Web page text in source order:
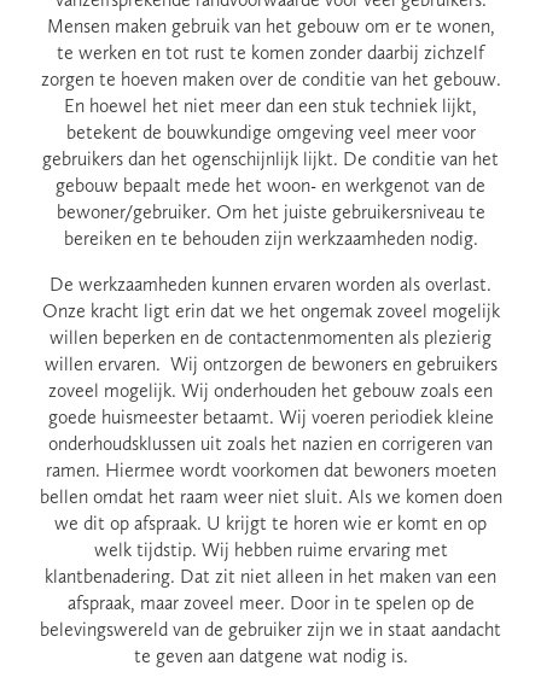
Mensen maken gebruik van het gebouw om er te wonen,
te werken en tot rust te komen zonder daarbij zichzelf
zorgen te hoeven maken over de conditie van het gebouw.
En hoewel het niet meer dan een stuk techniek lijkt,
betekent de bouwkundige omgeving veel meer voor
gebruikers dan het ogenschijnlijk lijkt. De conditie van het
gebouw bepaalt mede het woon- en werkgenot van de
bewoner/gebruiker. Om het juiste gebruikersniveau te
bereiken en te behouden zijn werkzaamheden nodig.
De werkzaamheden kunnen ervaren worden als overlast.
Onze kracht ligt erin dat we het ongemak zoveel mogelijk
willen beperken en de contactenmomenten als plezierig
willen ervaren. Wij ontzorgen de bewoners en gebruikers
zoveel mogelijk. Wij onderhouden het gebouw zoals een
goede huismeester betaamt. Wij voeren periodiek kleine
onderhoudsklussen uit zoals het nazien en corrigeren van
ramen. Hiermee wordt voorkomen dat bewoners moeten
bellen omdat het raam weer niet sluit. Als we komen doen
we dit op afspraak. U krijgt te horen wie er komt en op
welk tijdstip. Wij hebben ruime ervaring met
klantbenadering. Dat zit niet alleen in het maken van een
afspraak, maar zoveel meer. Door in te spelen op de
belevingswereld van de gebruiker zijn we in staat aandacht
te geven aan datgene wat nodig is.